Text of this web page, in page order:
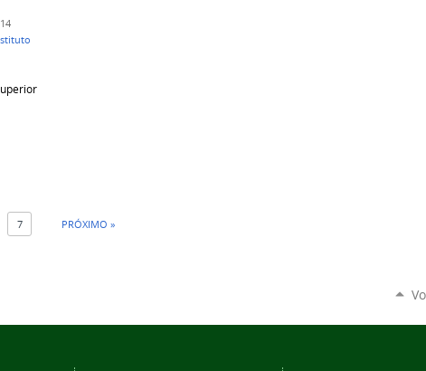
7 PRÓXIMO »